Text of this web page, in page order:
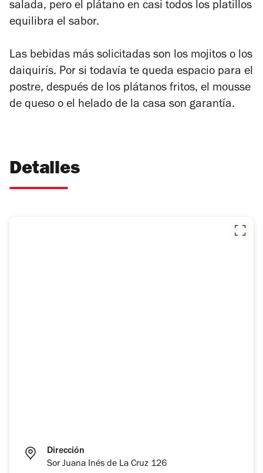
salada, pero el plátano en casi todos los platillos
equilibra el sabor.
Las bebidas más solicitadas son los mojitos o los
daiquirís. Por si todavía te queda espacio para el
postre, después de los plátanos fritos, el mousse
de queso o el helado de la casa son garantía.
Detalles
Dirección
Sor Juana Inés de La Cruz 126